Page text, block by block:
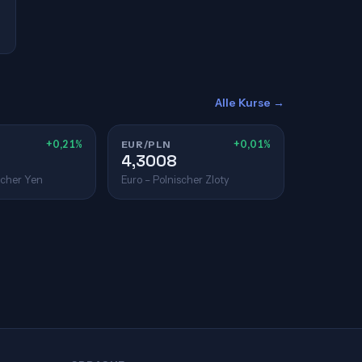
Alle Kurse →
+0,21%
Yen
EUR/PLN +0,01%
4,3008
Euro – Polnischer Zloty